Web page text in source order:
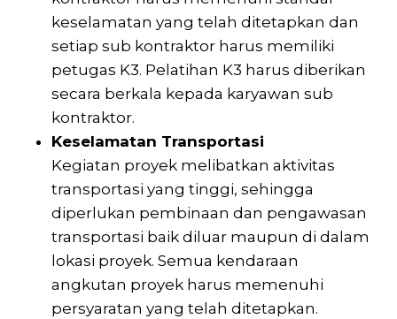
keselamatan yang telah ditetapkan dan
setiap sub kontraktor harus memiliki
petugas K3. Pelatihan K3 harus diberikan
secara berkala kepada karyawan sub
kontraktor.
Keselamatan Transportasi
Kegiatan proyek melibatkan aktivitas
transportasi yang tinggi, sehingga
diperlukan pembinaan dan pengawasan
transportasi baik diluar maupun di dalam
lokasi proyek. Semua kendaraan
angkutan proyek harus memenuhi
persyaratan yang telah ditetapkan.